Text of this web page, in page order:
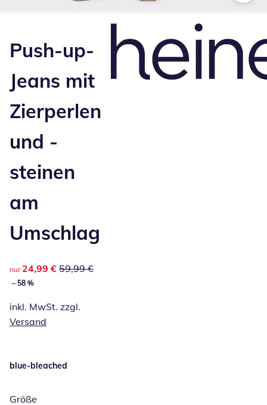
Push-up-
Jeans mit
Zierperlen
und -
steinen
am
Umschlag
reduzierter Preis 24,99 €, vorheriger Preis: 59,99 €
nur 24,99 € 59,99 €
– 58 %
inkl. MwSt. zzgl.
Versand
blue-bleached
Größe